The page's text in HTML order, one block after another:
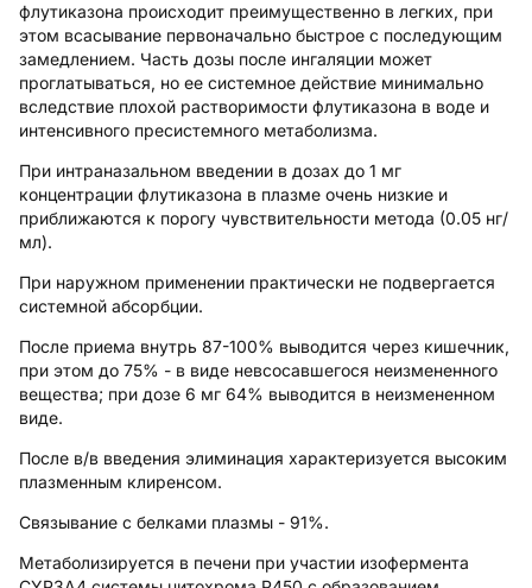
флутиказона происходит преимущественно в легких, при
этом всасывание первоначально быстрое с последующим
замедлением. Часть дозы после ингаляции может
проглатываться, но ее системное действие минимально
вследствие плохой растворимости флутиказона в воде и
интенсивного пресистемного метаболизма.
При интраназальном введении в дозах до 1 мг
концентрации флутиказона в плазме очень низкие и
приближаются к порогу чувствительности метода (0.05 нг/
мл).
При наружном применении практически не подвергается
системной абсорбции.
После приема внутрь 87-100% выводится через кишечник,
при этом до 75% - в виде невсосавшегося неизмененного
вещества; при дозе 6 мг 64% выводится в неизмененном
виде.
После в/в введения элиминация характеризуется высоким
плазменным клиренсом.
Связывание с белками плазмы - 91%.
Метаболизируется в печени при участии изофермента